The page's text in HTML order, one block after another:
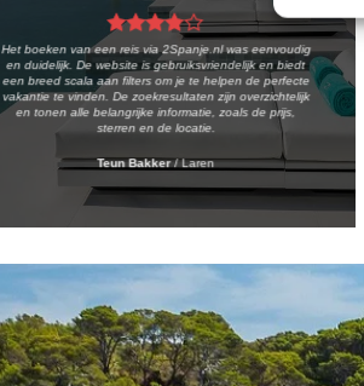
Het boeken van een reis via 2Spanje.nl was eenvoudig
en duidelijk. De website is gebruiksvriendelijk en biedt
een breed scala aan filters om je te helpen de perfecte
vakantie te vinden. De zoekresultaten zijn overzichtelijk
en tonen alle belangrijke informatie, zoals de prijs,
sterren en de locatie.
Teun Bakker /Laren